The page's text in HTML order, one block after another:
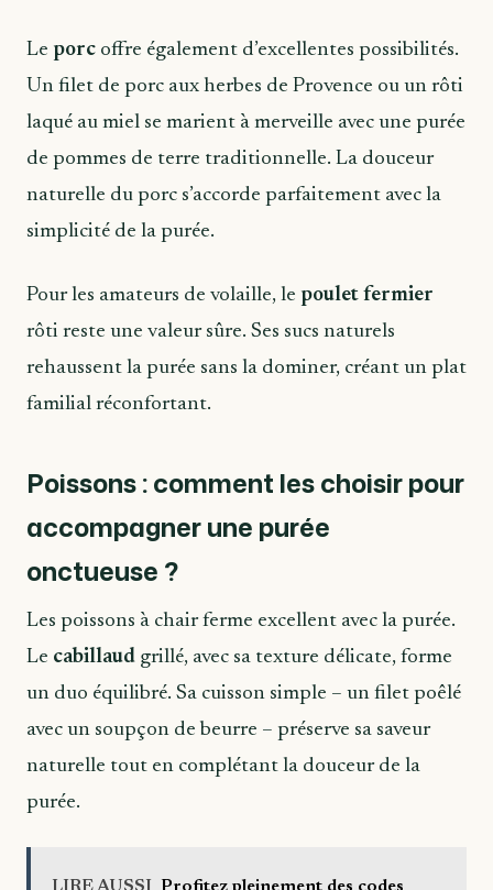
Le porc offre également d’excellentes possibilités.
Un filet de porc aux herbes de Provence ou un rôti
laqué au miel se marient à merveille avec une purée
de pommes de terre traditionnelle. La douceur
naturelle du porc s’accorde parfaitement avec la
simplicité de la purée.
Pour les amateurs de volaille, le poulet fermier
rôti reste une valeur sûre. Ses sucs naturels
rehaussent la purée sans la dominer, créant un plat
familial réconfortant.
Poissons : comment les choisir pour
accompagner une purée
onctueuse ?
Les poissons à chair ferme excellent avec la purée.
Le cabillaud grillé, avec sa texture délicate, forme
un duo équilibré. Sa cuisson simple – un filet poêlé
avec un soupçon de beurre – préserve sa saveur
naturelle tout en complétant la douceur de la
purée.